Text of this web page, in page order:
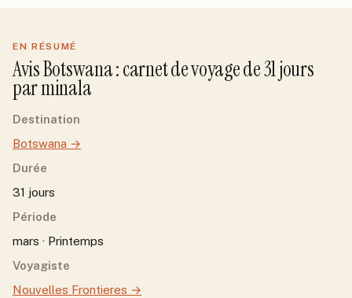
EN RÉSUMÉ
AvisBotswana: carnet de voyage de31jours
parminala
Destination
Botswana →
Durée
31 jours
Période
mars · Printemps
Voyagiste
Nouvelles Frontieres →